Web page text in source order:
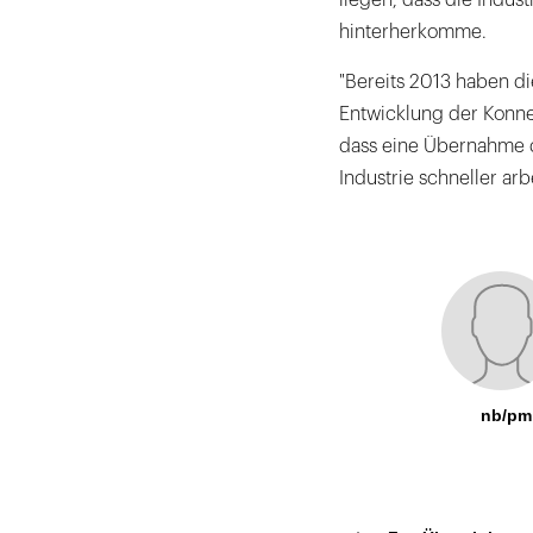
hinterherkomme.
"Bereits 2013 haben
Entwicklung der
dass eine
Industrie schneller
nb/pm